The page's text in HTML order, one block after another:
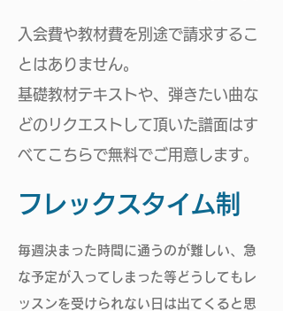
入会費や教材費を別途で請求するこ
とはありません。
​基礎教材テキストや、弾きたい曲な
どのリクエストして頂いた譜面はす
べてこちらで無料でご用意します。
​フレックスタイム制
毎週決まった時間に通うのが難しい、急
な予定が入ってしまった等どうしてもレ
ッスンを受けられない日は出てくると思